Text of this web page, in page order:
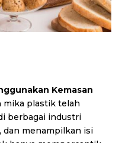
Kemasan
mika plastik telah
berbagai industri
dan menampilkan isi